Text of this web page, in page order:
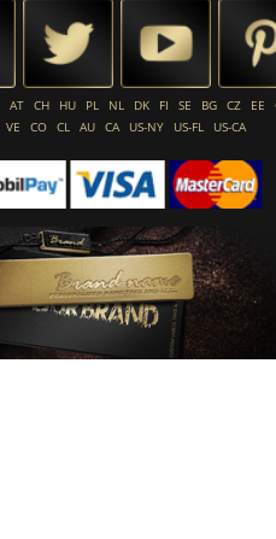
AT CH HU PL NL DK FI SE BG CZ EE
VE CO CL AU CA US-NY US-FL US-CA